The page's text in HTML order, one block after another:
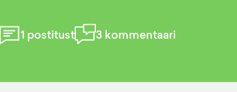
1 postitust 3 kommentaari